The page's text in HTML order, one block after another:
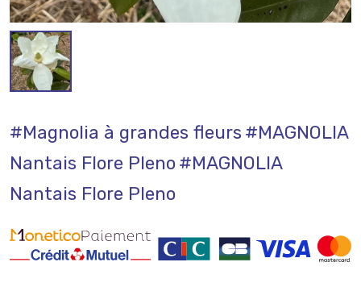
#Magnolia à grandes fleurs#MAGNOLIA
Nantais Flore Pleno#MAGNOLIA
Nantais Flore Pleno